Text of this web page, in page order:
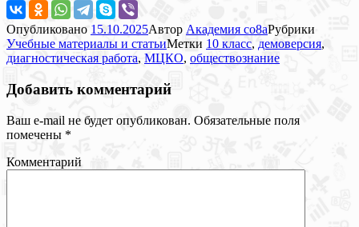
Опубликовано 15.10.2025Автор Академия co8aРубрики
Учебные материалы и статьиМетки 10 класс, демоверсия,
диагностическая работа, МЦКО, обществознание
Добавить комментарий
Ваш e-mail не будет опубликован. Обязательные поля
помечены *
Комментарий